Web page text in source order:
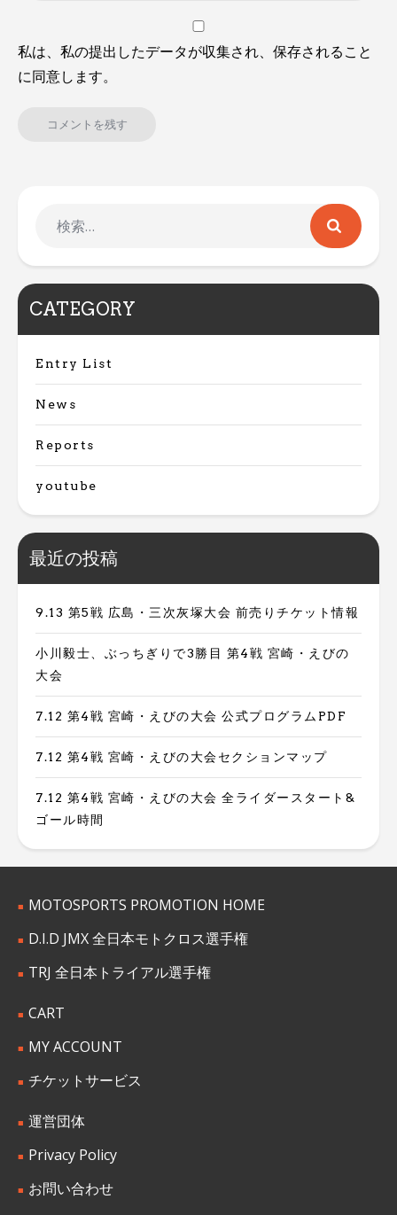
私は、私の提出したデータが収集され、保存されること
に同意します。
CATEGORY
Entry List
News
Reports
youtube
最近の投稿
9.13 第5戦 広島・三次灰塚大会 前売りチケット情報
小川毅士、ぶっちぎりで3勝目 第4戦 宮崎・えびの
大会
7.12 第4戦 宮崎・えびの大会 公式プログラムPDF
7.12 第4戦 宮崎・えびの大会セクションマップ
7.12 第4戦 宮崎・えびの大会 全ライダースタート&
ゴール時間
MOTOSPORTS PROMOTION HOME
D.I.D JMX 全日本モトクロス選手権
TRJ 全日本トライアル選手権
CART
MY ACCOUNT
チケットサービス
運営団体
Privacy Policy
お問い合わせ